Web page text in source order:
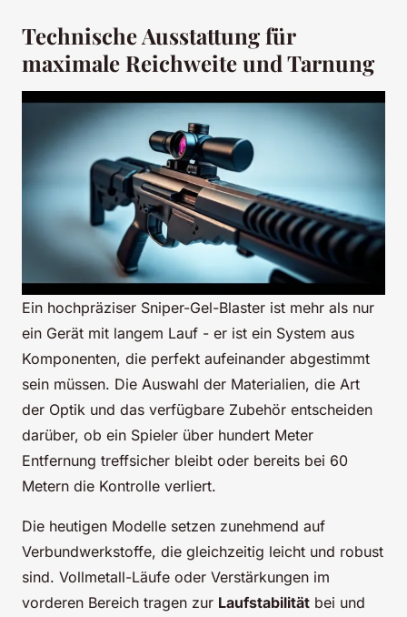
Technische Ausstattung für
maximale Reichweite und Tarnung
Ein hochpräziser Sniper-Gel-Blaster ist mehr als nur
ein Gerät mit langem Lauf - er ist ein System aus
Komponenten, die perfekt aufeinander abgestimmt
sein müssen. Die Auswahl der Materialien, die Art
der Optik und das verfügbare Zubehör entscheiden
darüber, ob ein Spieler über hundert Meter
Entfernung treffsicher bleibt oder bereits bei 60
Metern die Kontrolle verliert.
Die heutigen Modelle setzen zunehmend auf
Verbundwerkstoffe, die gleichzeitig leicht und robust
sind. Vollmetall-Läufe oder Verstärkungen im
vorderen Bereich tragen zur Laufstabilität bei und